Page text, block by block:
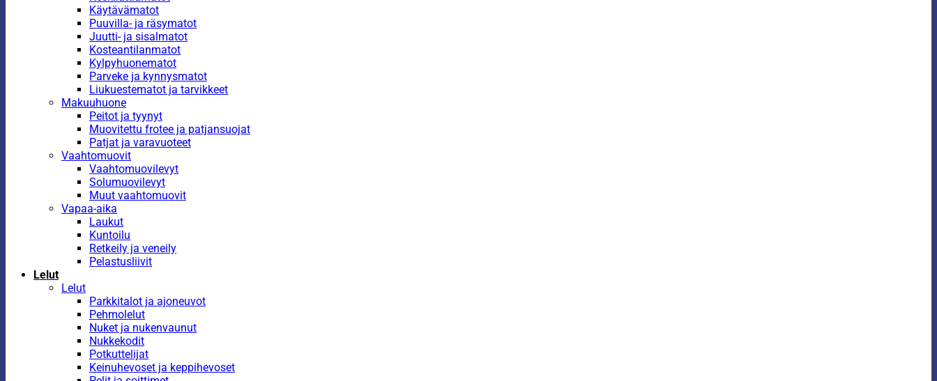
Käytävämatot
Puuvilla- ja räsymatot
Juutti- ja sisalmatot
Kosteantilanmatot
Kylpyhuonematot
Parveke ja kynnysmatot
Liukuestematot ja tarvikkeet
Makuuhuone
Peitot ja tyynyt
Muovitettu frotee ja patjansuojat
Patjat ja varavuoteet
Vaahtomuovit
Vaahtomuovilevyt
Solumuovilevyt
Muut vaahtomuovit
Vapaa-aika
Laukut
Kuntoilu
Retkeily ja veneily
Pelastusliivit
Lelut
Lelut
Parkkitalot ja ajoneuvot
Pehmolelut
Nuket ja nukenvaunut
Nukkekodit
Potkuttelijat
Keinuhevoset ja keppihevoset